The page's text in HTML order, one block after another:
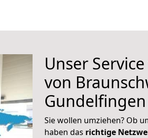
Unser
von
Sie wollen umziehen? Ob
haben das richtige